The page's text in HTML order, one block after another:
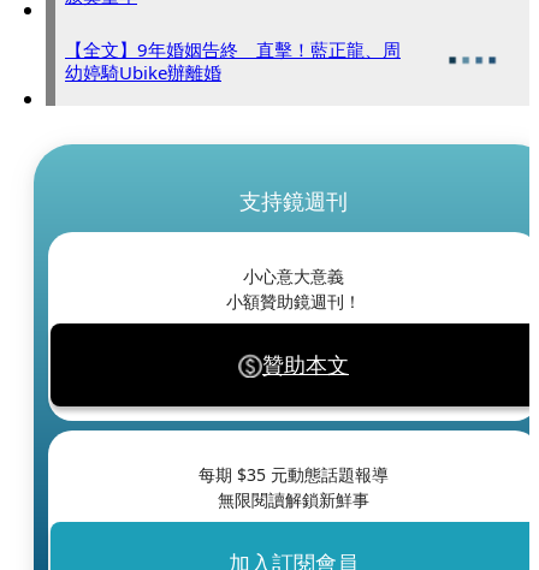
【全文】9年婚姻告終 直擊！藍正龍、周
幼婷騎Ubike辦離婚
支持鏡週刊
小心意大意義
小額贊助鏡週刊！
贊助本文
每期 $35 元動態話題報導
無限閱讀解鎖新鮮事
加入訂閱會員